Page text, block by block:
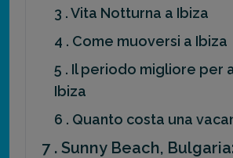
3 . Vita Notturna a Ibiza
4 . Come muoversi a Ibiza
5 . Il periodo migliore per
Ibiza
6 . Quanto costa una
7 . Sunny Beach,